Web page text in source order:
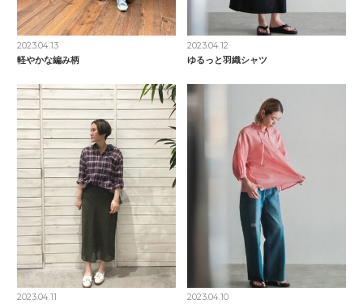
2023.04.13
軽やかな編み柄
2023.04.12
ゆるっと羽織シャツ
2023.04.11 2023.04.10